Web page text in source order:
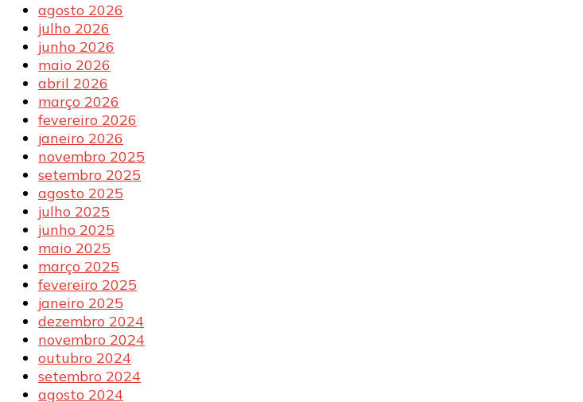
agosto 2026
julho 2026
junho 2026
maio 2026
abril 2026
março 2026
fevereiro 2026
janeiro 2026
novembro 2025
setembro 2025
agosto 2025
julho 2025
junho 2025
maio 2025
março 2025
fevereiro 2025
janeiro 2025
dezembro 2024
novembro 2024
outubro 2024
setembro 2024
agosto 2024